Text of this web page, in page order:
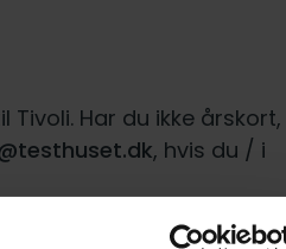
Tivoli. Har du ikke årskort,
, hvis du / i
e-mail hvis du gør, så